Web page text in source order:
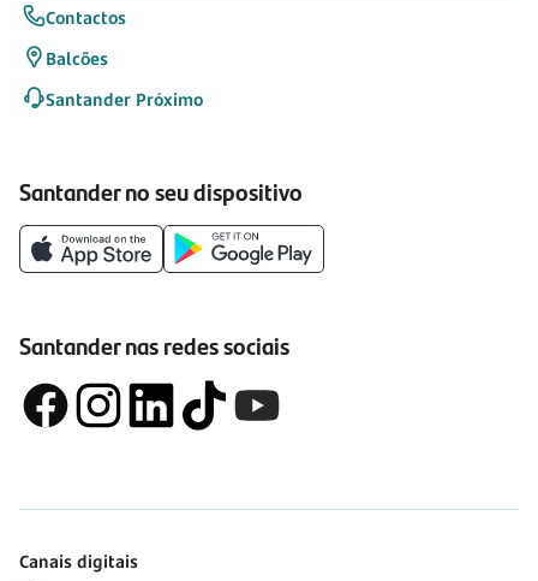
Contactos
Balcões
Santander Próximo
Santander no seu dispositivo
Santander nas redes sociais
Canais digitais